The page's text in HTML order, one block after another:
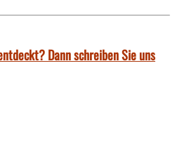
Dann schreiben Sie uns